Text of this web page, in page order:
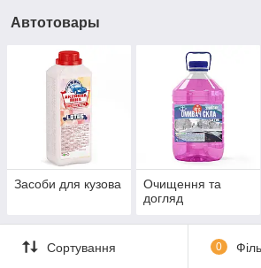
Автотовары
Засоби для кузова
Очищення та
догляд
Сортування 0